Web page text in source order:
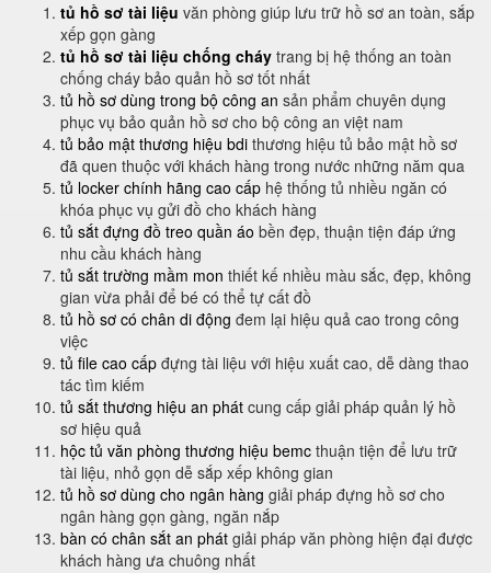
tủ hồ sơ tài liệu văn phòng giúp lưu trữ hồ sơ an toàn, sắp
xếp gọn gàng
tủ hồ sơ tài liệu chống cháy trang bị hệ thống an toàn
chống cháy bảo quản hồ sơ tốt nhất
tủ hồ sơ dùng trong bộ công an sản phẩm chuyên dụng
phục vụ bảo quản hồ sơ cho bộ công an việt nam
tủ bảo mật thương hiệu bdi thương hiệu tủ bảo mật hồ sơ
đã quen thuộc với khách hàng trong nước những năm qua
tủ locker chính hãng cao cấp hệ thống tủ nhiều ngăn có
khóa phục vụ gửi đồ cho khách hàng
tủ sắt đựng đồ treo quần áo bền đẹp, thuận tiện đáp ứng
nhu cầu khách hàng
tủ sắt trường mầm mon thiết kế nhiều màu sắc, đẹp, không
gian vừa phải để bé có thể tự cất đồ
tủ hồ sơ có chân di động đem lại hiệu quả cao trong công
việc
tủ file cao cấp đựng tài liệu với hiệu xuất cao, dễ dàng thao
tác tìm kiếm
tủ sắt thương hiệu an phát cung cấp giải pháp quản lý hồ
sơ hiệu quả
hộc tủ văn phòng thương hiệu bemc thuận tiện để lưu trữ
tài liệu, nhỏ gọn dễ sắp xếp không gian
tủ hồ sơ dùng cho ngân hàng giải pháp đựng hồ sơ cho
ngân hàng gọn gàng, ngăn nắp
bàn có chân sắt an phát giải pháp văn phòng hiện đại được
khách hàng ưa chuông nhất